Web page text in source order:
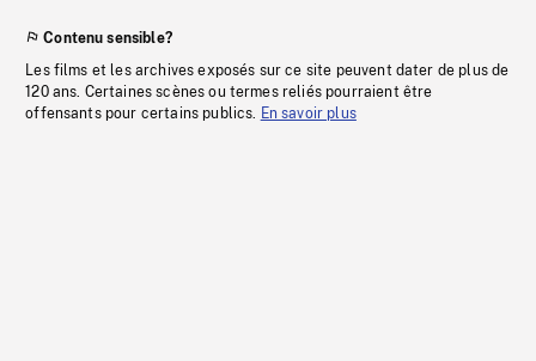
Contenu sensible?
Les films et les archives exposés sur ce site peuvent dater de plus de
120 ans. Certaines scènes ou termes reliés pourraient être
offensants pour certains publics. En savoir plus